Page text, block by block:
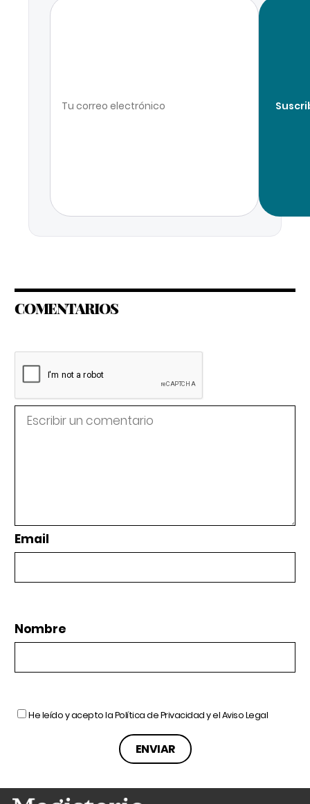
COMENTARIOS
Email
Nombre
He leído y acepto laPolítica de Privacidady elAviso Legal